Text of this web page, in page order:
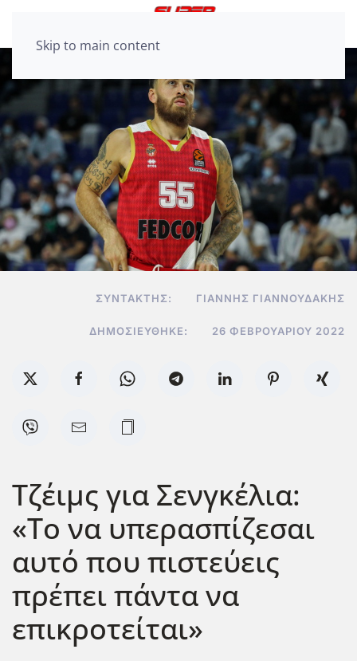
Skip to main content
ΣΥΝΤΆΚΤΗΣ: ΓΙΆΝΝΗΣ ΓΙΑΝΝΟΥΔΆΚΗΣ
ΔΗΜΟΣΙΕΎΘΗΚΕ: 26 ΦΕΒΡΟΥΑΡΊΟΥ 2022
Τζέιμς για Σενγκέλια:
«Το να υπερασπίζεσαι
αυτό που πιστεύεις
πρέπει πάντα να
επικροτείται»